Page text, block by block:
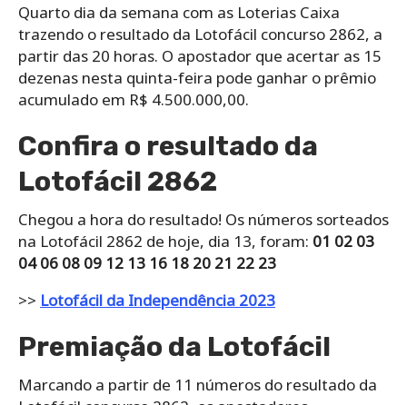
Quarto dia da semana com as Loterias Caixa
trazendo o resultado da Lotofácil concurso 2862, a
partir das 20 horas. O apostador que acertar as 15
dezenas nesta quinta-feira pode ganhar o prêmio
acumulado em R$ 4.500.000,00.
Confira o resultado da
Lotofácil 2862
Chegou a hora do resultado! Os números sorteados
na Lotofácil 2862 de hoje, dia 13, foram: 01 02 03
04 06 08 09 12 13 16 18 20 21 22 23
>> Lotofácil da Independência 2023
Premiação da Lotofácil
Marcando a partir de 11 números do resultado da